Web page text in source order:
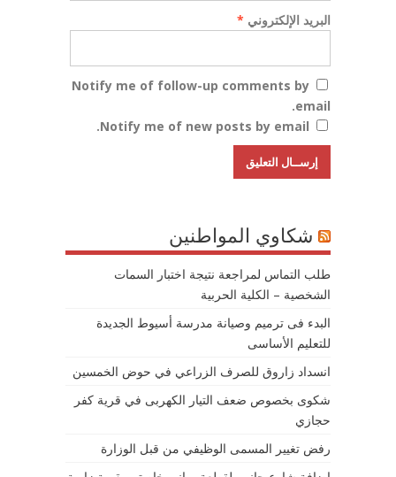
البريد الإلكتروني *
Notify me of follow-up comments by
email.
Notify me of new posts by email.
شكاوي المواطنين
طلب التماس لمراجعة نتيجة اختبار السمات
الشخصية – الكلية الحربية
البدء فى ترميم وصيانة مدرسة أسيوط الجديدة
للتعليم الأساسى
انسداد زاروق للصرف الزراعي في حوض الخمسين
شكوى بخصوص ضعف التيار الكهربى في قرية كفر
حجازي
رفض تغيير المسمى الوظيفي من قبل الوزارة